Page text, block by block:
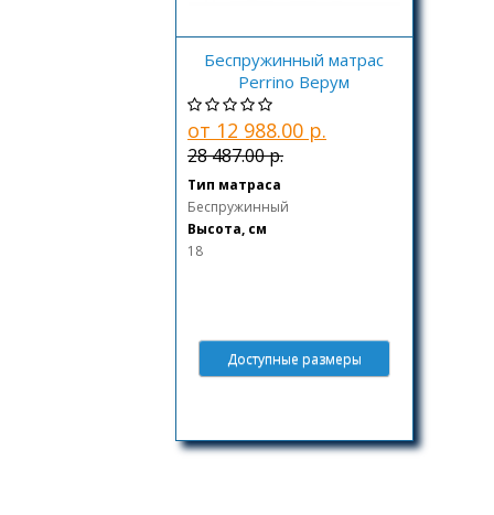
Беспружинный матрас
Perrino Верум
от 12 988.00 р.
28 487.00 р.
Тип матраса
Беспружинный
Высота, см
18
Доступные размеры